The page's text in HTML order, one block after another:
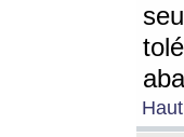
Haut